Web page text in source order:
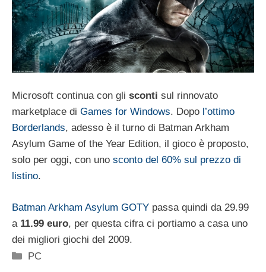
Microsoft continua con gli sconti sul rinnovato
marketplace di Games for Windows. Dopo l’ottimo
Borderlands, adesso è il turno di Batman Arkham
Asylum Game of the Year Edition, il gioco è proposto,
solo per oggi, con uno sconto del 60% sul prezzo di
listino.
Batman Arkham Asylum GOTY passa quindi da 29.99
a 11.99 euro, per questa cifra ci portiamo a casa uno
dei migliori giochi del 2009.
Categorie
PC